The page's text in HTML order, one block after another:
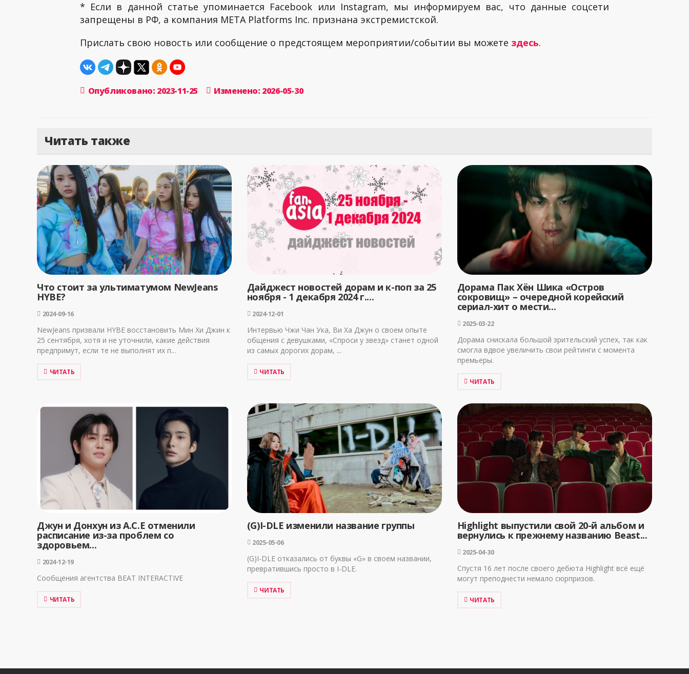
* Если в данной статье упоминается Facebook или Instagram, мы информируем вас, что данные соцсети
запрещены в РФ, а компания META Platforms Inc. признана экстремистской.
Прислать свою новость или сообщение о предстоящем мероприятии/событии вы можете здесь.
Опубликовано: 2023-11-25 Изменено: 2026-05-30
Читать также
Что стоит за ультиматумом NewJeans
HYBE?
2024-09-16
NewJeans призвали HYBE восстановить Мин Хи Джин к
25 сентября, хотя и не уточнили, какие действия
предпримут, если те не выполнят их п...
ЧИТАТЬ
Дайджест новостей дорам и к-поп за 25
ноября - 1 декабря 2024 г....
2024-12-01
Интервью Чжи Чан Ука, Ви Ха Джун о своем опыте
общения с девушками, «Спроси у звезд» станет одной
из самых дорогих дорам, ...
ЧИТАТЬ
Дорама Пак Хён Шика «Остров
сокровищ» – очередной корейский
сериал-хит о мести...
2025-03-22
Дорама снискала большой зрительский успех, так как
смогла вдвое увеличить свои рейтинги с момента
премьеры.
ЧИТАТЬ
Джун и Донхун из A.C.E отменили
расписание из-за проблем со
здоровьем...
2024-12-19
Сообщения агентства BEAT INTERACTIVE
ЧИТАТЬ
(G)I-DLE изменили название группы
2025-05-06
(G)I-DLE отказались от буквы «G» в своем названии,
превратившись просто в I-DLE.
ЧИТАТЬ
Highlight выпустили свой 20-й альбом и
вернулись к прежнему названию Beast...
2025-04-30
Спустя 16 лет после своего дебюта Highlight всё ещё
могут преподнести немало сюрпризов.
ЧИТАТЬ